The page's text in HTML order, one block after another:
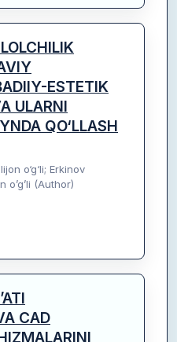
ESTETIK
ULARNI
QO‘LLASH
o‘g‘li; Erkinov
o’g’li (Author)
CAD